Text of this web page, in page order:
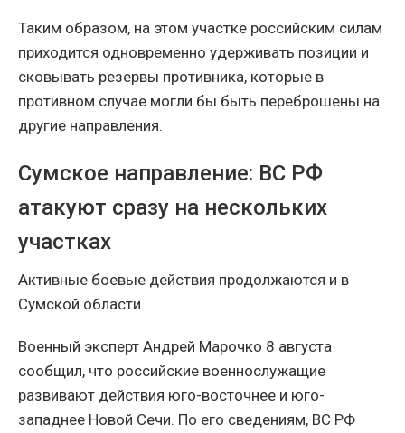
Таким образом, на этом участке российским силам
приходится одновременно удерживать позиции и
сковывать резервы противника, которые в
противном случае могли бы быть переброшены на
другие направления.
Сумское направление: ВС РФ
атакуют сразу на нескольких
участках
Активные боевые действия продолжаются и в
Сумской области.
Военный эксперт Андрей Марочко 8 августа
сообщил, что российские военнослужащие
развивают действия юго-восточнее и юго-
западнее Новой Сечи. По его сведениям, ВС РФ